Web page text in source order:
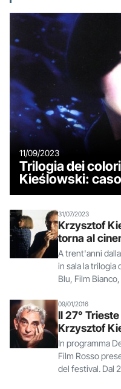
11/09/2023
Trilogia dei
Kieślowski:
31/07/2023
Krzysztof
torna al
A trent'anni
in sala la trilogia
Blu, Film
09/01/2016
Il 27°
Krzysztof
In programma
Film Rosso
del festival. Dal